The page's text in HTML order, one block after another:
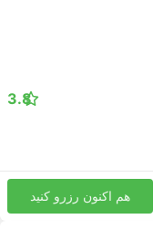
3.8
هم اکنون رزرو کنید